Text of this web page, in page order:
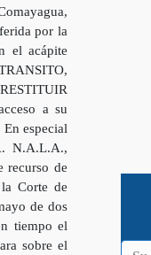
por la
el acápite
a su
especial
N.A.L.A.,
recurso de
Corte de
de dos
tiempo el
sobre el